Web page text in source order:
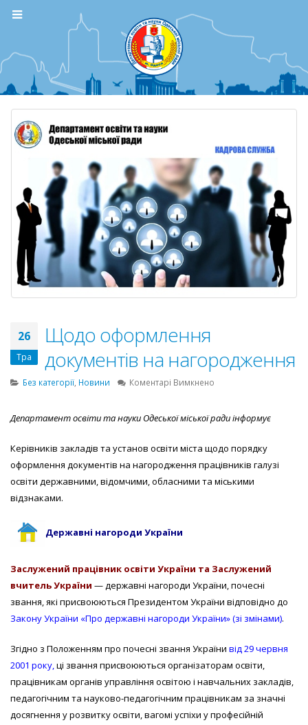
26
Тра
Щодо оформлення
документів на нагородження
Без категорії, Новини Коментарі Вимкнено
документів
нагородження
Департамент освіти та науки Одеської міської ради інформує
Керівників закладів та установ освіти міста щодо порядку
оформлення документів на нагородження працівників галузі
освіти державними, відомчими, обласними та міськими
відзнаками.
Державні нагороди України
Заслужений працівник освіти України та Заслужений
вчитель України — державні нагороди України, почесні
звання, які присвоюються Президентом України відповідно до
Закону України «Про державні нагороди України» (зі змінами).
Згідно з Положенням про почесні звання України від 29 червня
2001 року, ці звання присвоюються організаторам освіти,
працівникам органів управління освітою і навчальних закладів,
педагогічним та науково-педагогічним працівникам за значні
досягнення у розвитку освіти, вагомі успіхи у професійній